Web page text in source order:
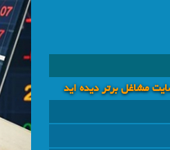
مشاغل برتر دیده اید